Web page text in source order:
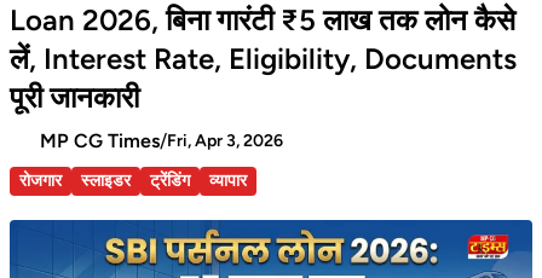
Loan 2026, बिना गारंटी ₹5 लाख तक लोन कैसे
लें, Interest Rate, Eligibility, Documents
पूरी जानकारी
MP CG Times/Fri, Apr 3, 2026
रोजगार
स्लाइडर ट्रेंडिंग व्यापार